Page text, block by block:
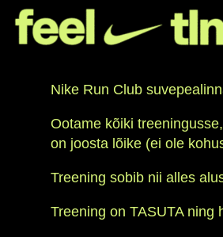
Nike Run Club
Ootame kõiki
on joosta lõike (ei ole
Treening sobib nii alles
Treening on TASUTA ning